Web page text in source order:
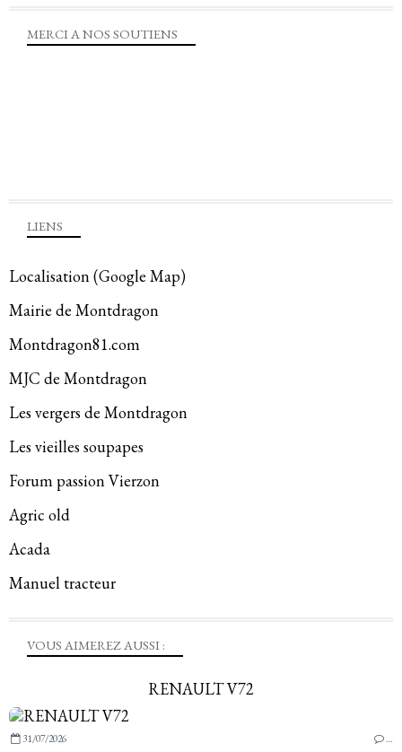
VOUS AIMEREZ AUSSI :
RENAULT V72
31/07/2026 …
LIENS
Localisation (Google Map)
Mairie de Montdragon
Montdragon81.com
MJC de Montdragon
Les vergers de Montdragon
Les vieilles soupapes
Forum passion Vierzon
Agric old
Acada
Manuel tracteur
MERCI A NOS SOUTIENS